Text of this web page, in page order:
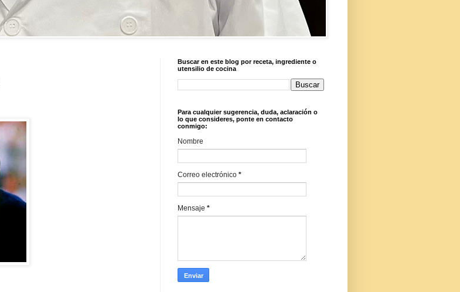
Buscar en este blog por receta, ingrediente o
utensilio de cocina
Para cualquier sugerencia, duda, aclaración o
lo que consideres, ponte en contacto
conmigo:
Nombre
Correo electrónico *
Mensaje *